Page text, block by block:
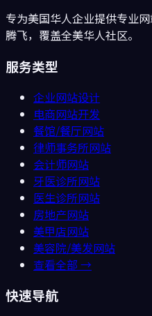
专为美国华人企业提供专业
腾飞，覆盖全美华人社区。
服务类型
企业网站设计
电商网站开发
餐馆/餐厅网站
律师事务所网站
会计师网站
牙医诊所网站
医生诊所网站
房地产网站
美甲店网站
美容院/美发网站
查看全部 →
快速导航